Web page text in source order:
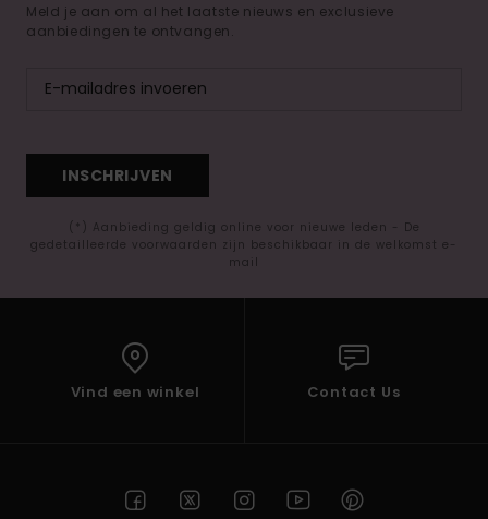
Meld je aan om al het laatste nieuws en exclusieve
aanbiedingen te ontvangen.
INSCHRIJVEN
(*) Aanbieding geldig online voor nieuwe leden - De
gedetailleerde voorwaarden zijn beschikbaar in de welkomst e-
mail
Vind een winkel Contact Us